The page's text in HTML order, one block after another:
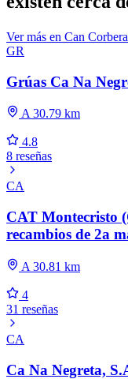
Ver más en Can Corbera
GR
Grúas Ca Na
A 30.79 km
4.8
8 reseñas
CA
CAT Montecristo
recambios de 2a
A 30.81 km
4
31 reseñas
CA
Ca Na Negreta,